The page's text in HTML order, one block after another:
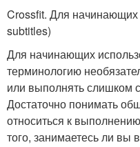
Crossfit. Для начинающих
subtitles)
Для начинающих
терминологию
или выполнять слишком
Достаточно понимать
относиться к
того, занимаетесь ли вы